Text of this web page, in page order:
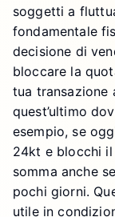
soggetti a
fondamentale
decisione di
bloccare la
tua transazione
quest’ultimo
esempio, se
24kt e blocchi
somma anche
pochi giorni.
utile in